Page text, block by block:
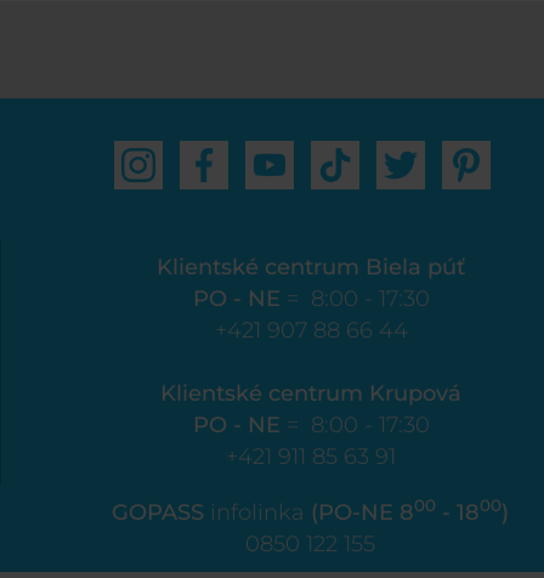
Klientské centrum Biela púť
PO - NE = 8:00 - 17:30
+421 907 88 66 44
Klientské centrum Krupová
PO - NE = 8:00 - 17:30
+421 911 85 63 91
GOPASS infolinka (PO-NE 800 - 1800)
0850 122 155